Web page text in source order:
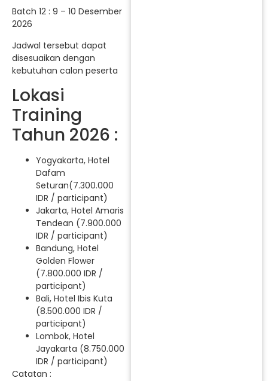
Batch 12 : 9 – 10 Desember
2026
Jadwal tersebut dapat
disesuaikan dengan
kebutuhan calon peserta
Lokasi
Training
Tahun 2026 :
Yogyakarta, Hotel
Dafam
Seturan(7.300.000
IDR / participant)
Jakarta, Hotel Amaris
Tendean (7.900.000
IDR / participant)
Bandung, Hotel
Golden Flower
(7.800.000 IDR /
participant)
Bali, Hotel Ibis Kuta
(8.500.000 IDR /
participant)
Lombok, Hotel
Jayakarta (8.750.000
IDR / participant)
Catatan :